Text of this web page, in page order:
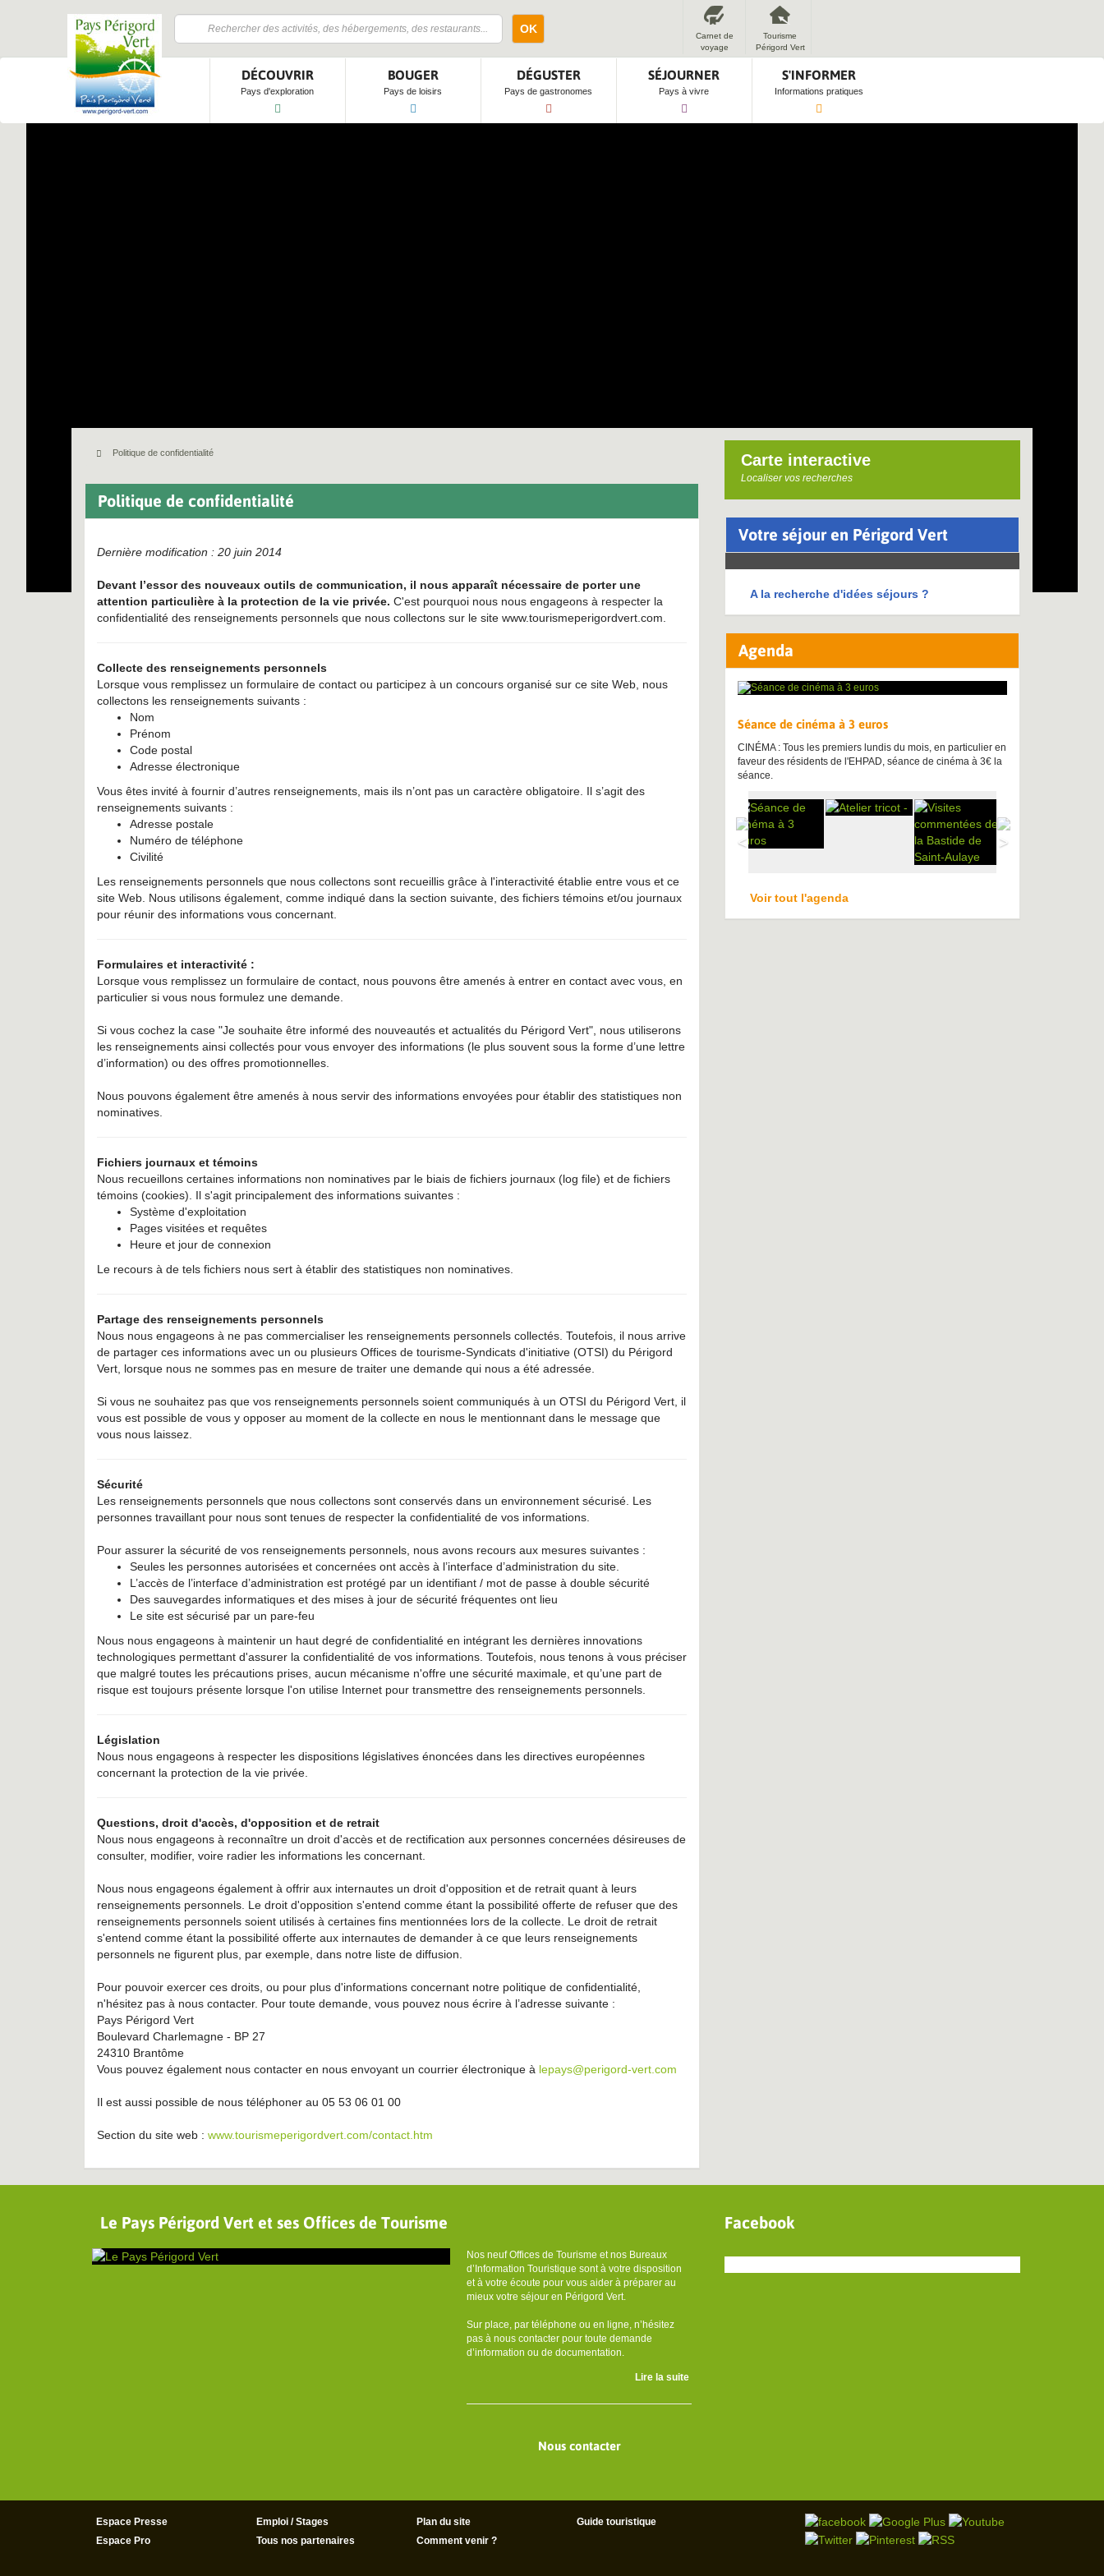
OK
Carnet de
voyage
Tourisme
Périgord Vert
DÉCOUVRIR
Pays d'exploration
BOUGER
Pays de loisirs
DÉGUSTER
Pays de gastronomes
SÉJOURNER
Pays à vivre
S'INFORMER
Informations pratiques
Politique de confidentialité
Politique de confidentialité
Dernière modification : 20 juin 2014
Devant l’essor des nouveaux outils de communication, il nous apparaît nécessaire de porter une
attention particulière à la protection de la vie privée. C'est pourquoi nous nous engageons à respecter la
confidentialité des renseignements personnels que nous collectons sur le site www.tourismeperigordvert.com.
Collecte des renseignements personnels
Lorsque vous remplissez un formulaire de contact ou participez à un concours organisé sur ce site Web, nous
collectons les renseignements suivants :
Nom
Prénom
Code postal
Adresse électronique
Vous êtes invité à fournir d’autres renseignements, mais ils n’ont pas un caractère obligatoire. Il s’agit des
renseignements suivants :
Adresse postale
Numéro de téléphone
Civilité
Les renseignements personnels que nous collectons sont recueillis grâce à l'interactivité établie entre vous et ce
site Web. Nous utilisons également, comme indiqué dans la section suivante, des fichiers témoins et/ou journaux
pour réunir des informations vous concernant.
Formulaires et interactivité :
Lorsque vous remplissez un formulaire de contact, nous pouvons être amenés à entrer en contact avec vous, en
particulier si vous nous formulez une demande.
Si vous cochez la case "Je souhaite être informé des nouveautés et actualités du Périgord Vert", nous utiliserons
les renseignements ainsi collectés pour vous envoyer des informations (le plus souvent sous la forme d’une lettre
d’information) ou des offres promotionnelles.
Nous pouvons également être amenés à nous servir des informations envoyées pour établir des statistiques non
nominatives.
Fichiers journaux et témoins
Nous recueillons certaines informations non nominatives par le biais de fichiers journaux (log file) et de fichiers
témoins (cookies). Il s'agit principalement des informations suivantes :
Système d'exploitation
Pages visitées et requêtes
Heure et jour de connexion
Le recours à de tels fichiers nous sert à établir des statistiques non nominatives.
Partage des renseignements personnels
Nous nous engageons à ne pas commercialiser les renseignements personnels collectés. Toutefois, il nous arrive
de partager ces informations avec un ou plusieurs Offices de tourisme-Syndicats d'initiative (OTSI) du Périgord
Vert, lorsque nous ne sommes pas en mesure de traiter une demande qui nous a été adressée.
Si vous ne souhaitez pas que vos renseignements personnels soient communiqués à un OTSI du Périgord Vert, il
vous est possible de vous y opposer au moment de la collecte en nous le mentionnant dans le message que
vous nous laissez.
Sécurité
Les renseignements personnels que nous collectons sont conservés dans un environnement sécurisé. Les
personnes travaillant pour nous sont tenues de respecter la confidentialité de vos informations.
Pour assurer la sécurité de vos renseignements personnels, nous avons recours aux mesures suivantes :
Seules les personnes autorisées et concernées ont accès à l’interface d’administration du site.
L’accès de l’interface d’administration est protégé par un identifiant / mot de passe à double sécurité
Des sauvegardes informatiques et des mises à jour de sécurité fréquentes ont lieu
Le site est sécurisé par un pare-feu
Nous nous engageons à maintenir un haut degré de confidentialité en intégrant les dernières innovations
technologiques permettant d'assurer la confidentialité de vos informations. Toutefois, nous tenons à vous préciser
que malgré toutes les précautions prises, aucun mécanisme n'offre une sécurité maximale, et qu’une part de
risque est toujours présente lorsque l'on utilise Internet pour transmettre des renseignements personnels.
Législation
Nous nous engageons à respecter les dispositions législatives énoncées dans les directives européennes
concernant la protection de la vie privée.
Questions, droit d'accès, d'opposition et de retrait
Nous nous engageons à reconnaître un droit d'accès et de rectification aux personnes concernées désireuses de
consulter, modifier, voire radier les informations les concernant.
Nous nous engageons également à offrir aux internautes un droit d'opposition et de retrait quant à leurs
renseignements personnels. Le droit d'opposition s'entend comme étant la possibilité offerte de refuser que des
renseignements personnels soient utilisés à certaines fins mentionnées lors de la collecte. Le droit de retrait
s'entend comme étant la possibilité offerte aux internautes de demander à ce que leurs renseignements
personnels ne figurent plus, par exemple, dans notre liste de diffusion.
Pour pouvoir exercer ces droits, ou pour plus d'informations concernant notre politique de confidentialité,
n'hésitez pas à nous contacter. Pour toute demande, vous pouvez nous écrire à l’adresse suivante :
Pays Périgord Vert
Boulevard Charlemagne - BP 27
24310 Brantôme
Vous pouvez également nous contacter en nous envoyant un courrier électronique à lepays@perigord-vert.com
Il est aussi possible de nous téléphoner au 05 53 06 01 00
Section du site web : www.tourismeperigordvert.com/contact.htm
Carte interactive
Localiser vos recherches
Votre séjour en Périgord Vert
A la recherche d'idées séjours ?
Agenda
Séance de cinéma à 3 euros
CINÉMA : Tous les premiers lundis du mois, en particulier en
faveur des résidents de l'EHPAD, séance de cinéma à 3€ la
séance.
Voir tout l'agenda
Le Pays Périgord Vert et ses Offices de Tourisme
Nos neuf Offices de Tourisme et nos Bureaux
d’Information Touristique sont à votre disposition
et à votre écoute pour vous aider à préparer au
mieux votre séjour en Périgord Vert.
Sur place, par téléphone ou en ligne, n’hésitez
pas à nous contacter pour toute demande
d’information ou de documentation.
Lire la suite
Nous contacter
Facebook
Espace Presse
Espace Pro
Emploi / Stages
Tous nos partenaires
Plan du site
Comment venir ?
Guide touristique